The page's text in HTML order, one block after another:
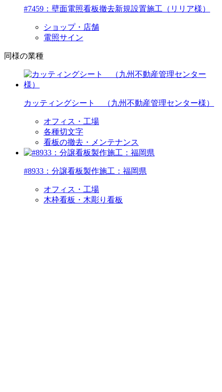
#7459：壁面電照看板撤去新規設置施工（リリア様）
ショップ・店舗
電照サイン
同様の業種
カッティングシート （九州不動産管理センター様）
オフィス・工場
各種切文字
看板の撤去・メンテナンス
#8933：分譲看板製作施工：福岡県
オフィス・工場
木枠看板・木彫り看板